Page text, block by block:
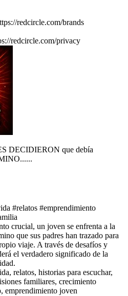
redcircle.com/brands
redcircle.com/privacy
DECIDIERON que debía
#relatos #emprendimiento
crucial, un joven se enfrenta a la
que sus padres han trazado para
viaje. A través de desafíos y
el verdadero significado de la
relatos, historias para escuchar,
familiares, crecimiento
emprendimiento joven